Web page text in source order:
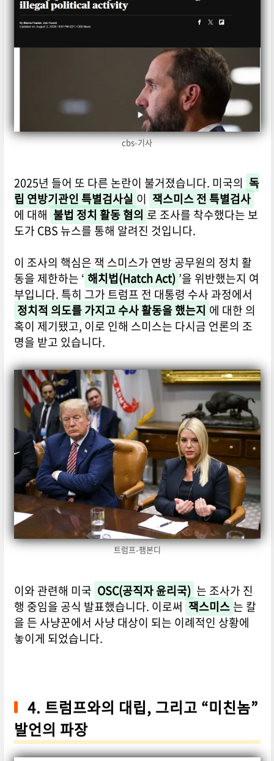
cbs-기사
2025년 들어 또 다른 논란이 불거졌습니다. 미국의 독
립 연방기관인 특별검사실 이 잭스미스 전 특별검사
에 대해 불법 정치 활동 혐의 로 조사를 착수했다는 보
도가 CBS 뉴스를 통해 알려진 것입니다.
이 조사의 핵심은 잭 스미스가 연방 공무원의 정치 활
동을 제한하는 ‘ 해치법(Hatch Act) ’을 위반했는지 여
부입니다. 특히 그가 트럼프 전 대통령 수사 과정에서
정치적 의도를 가지고 수사 활동을 했는지 에 대한 의
혹이 제기됐고, 이로 인해 스미스는 다시금 언론의 조
명을 받고 있습니다.
트럼프-팸본디
이와 관련해 미국 OSC(공직자 윤리국) 는 조사가 진
행 중임을 공식 발표했습니다. 이로써 잭스미스 는 칼
을 든 사냥꾼에서 사냥 대상이 되는 이례적인 상황에
놓이게 되었습니다.
4. 트럼프와의 대립, 그리고 “미친놈”
발언의 파장